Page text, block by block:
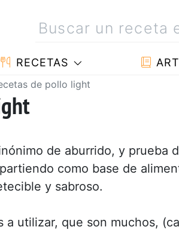
RECETAS
de pollo light
de aburrido, y prueba
como base de
y sabroso.
a utilizar, que son muchos, (ca